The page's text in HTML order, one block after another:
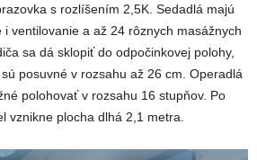
s rozlíšením 2,5K. Sedadlá majú
ventilovanie a až 24 rôznych masážnych
sa dá sklopiť do odpočinkovej polohy,
posuvné v rozsahu až 26 cm. Operadlá
polohovať v rozsahu 16 stupňov. Po
vznikne plocha dlhá 2,1 metra.